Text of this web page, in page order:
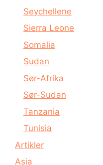
Seychellene
Sierra Leone
Somalia
Sudan
Sør-Afrika
Sør-Sudan
Tanzania
Tunisia
Artikler
Asia